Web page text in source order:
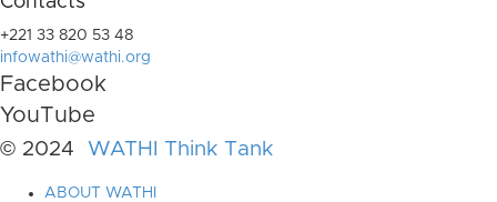
+221 33 820 53 48
infowathi@wathi.org
Facebook
YouTube
© 2024 WATHI Think Tank
ABOUT WATHI